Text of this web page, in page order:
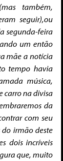
também,
seguir),ou
segunda-feira
um então
mãe a notícia
tempo havia
música,
carro na divisa
da
com seu
irmão deste
dois incríveis
que, muito